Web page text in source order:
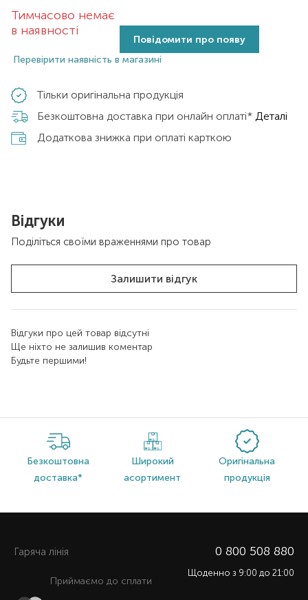
Тимчасово немає
в наявності
Повідомити про появу
Перевірити наявність в магазині
Тільки оригінальна продукція
Безкоштовна доставка при онлайн оплаті* Деталі
Додаткова знижка при оплаті карткою
Відгуки
Поділіться своїми враженнями про товар
Залишити відгук
Відгуки про цей товар відсутні
Ще ніхто не залишив коментар
Будьте першими!
Безкоштовна
доставка*
Широкий
асортимент
Оригінальна
продукція
Гаряча лiнiя 0 800 508 880
Щоденно з 9:00 до 21:00
Приймаємо до сплати